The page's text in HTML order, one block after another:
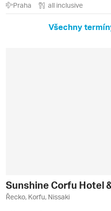
Praha all inclusive
Všechny
Sunshine Corfu Hotel
Řecko, Korfu, Nissaki